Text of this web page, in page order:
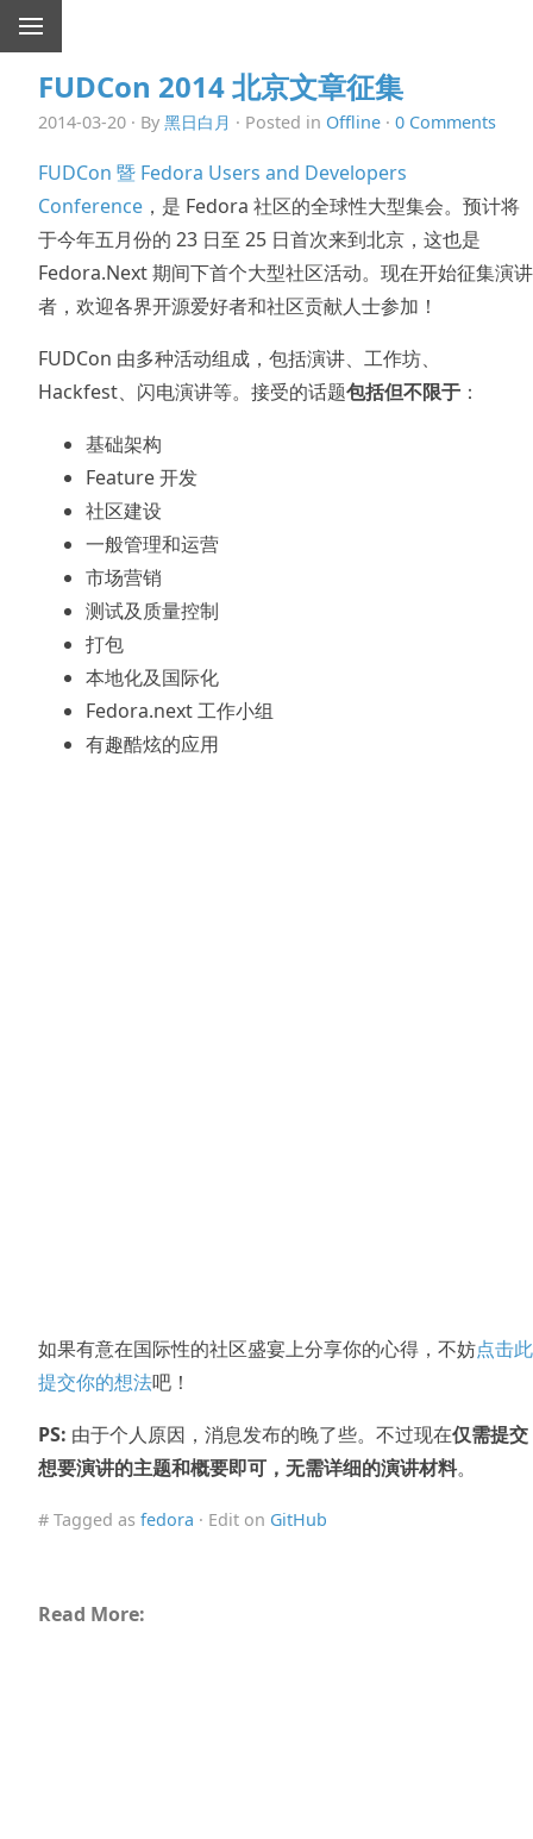
FUDCon 2014 北京文章征集
2014-03-20 · By 黑日白月 · Posted in Offline · 0 Comments
FUDCon 暨 Fedora Users and Developers
Conference ，是 Fedora 社区的全球性大型集会。预计将
于今年五月份的 23 日至 25 日首次来到北京，这也是
Fedora.Next 期间下首个大型社区活动。现在开始征集演讲
者，欢迎各界开源爱好者和社区贡献人士参加！
FUDCon 由多种活动组成，包括演讲、工作坊、
Hackfest、闪电演讲等。接受的话题包括但不限于 ：
基础架构
Feature 开发
社区建设
一般管理和运营
市场营销
测试及质量控制
打包
本地化及国际化
Fedora.next 工作小组
有趣酷炫的应用
如果有意在国际性的社区盛宴上分享你的心得，不妨点击此
提交你的想法吧！
PS: 由于个人原因，消息发布的晚了些。不过现在仅需提交
想要演讲的主题和概要即可，无需详细的演讲材料。
# Tagged as fedora · Edit on GitHub
Read More: